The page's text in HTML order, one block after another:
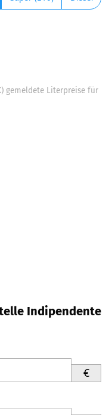
gemeldete Literpreise für
Indipendente
€